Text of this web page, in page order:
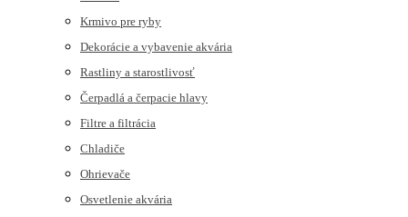
Krmivo pre ryby
Dekorácie a vybavenie akvária
Rastliny a starostlivosť
Čerpadlá a čerpacie hlavy
Filtre a filtrácia
Chladiče
Ohrievače
Osvetlenie akvária